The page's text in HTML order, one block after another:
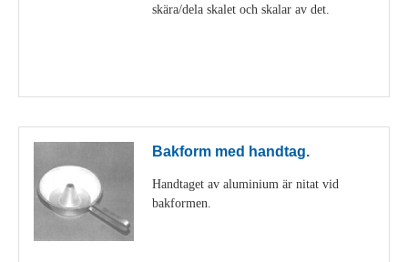
skära/dela skalet och skalar av det.
Bakform med handtag.
Handtaget av aluminium är nitat vid
bakformen.